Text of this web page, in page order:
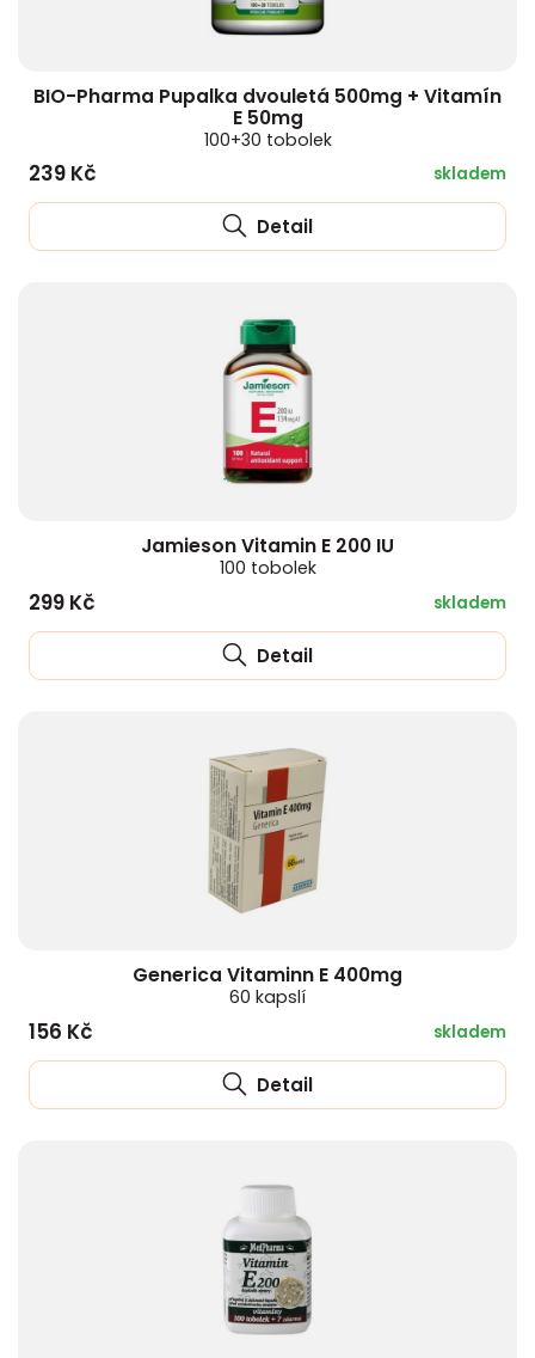
BIO-Pharma Pupalka dvouletá 500mg + Vitamín
E 50mg
100+30 tobolek
239 Kč skladem
Detail
Jamieson Vitamin E 200 IU
100 tobolek
299 Kč skladem
Detail
Generica Vitaminn E 400mg
60 kapslí
156 Kč skladem
Detail